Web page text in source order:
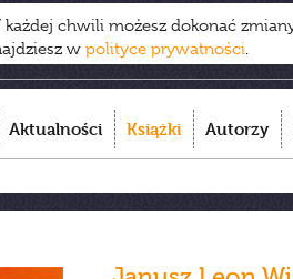
chwili możesz dokonać
w polityce prywatności.
Aktualności Książki Autorzy